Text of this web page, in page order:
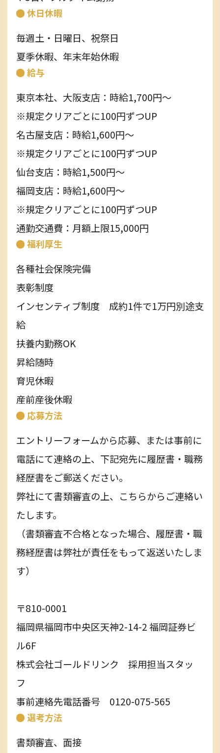
休日休暇
毎週土・日曜日、祝祭日
夏季休暇、年末年始休暇
給与
東京本社、大阪支店：時給1,700円～
※規定クリアごとに100円ずつUP
名古屋支店：時給1,600円～
※規定クリアごとに100円ずつUP
仙台支店：時給1,500円～
福岡支店：時給1,600円～
※規定クリアごとに100円ずつUP
通勤交通費：月額上限15,000円
福利厚生
各種社会保険完備
表彰制度
インセンティブ制度 成約1件で1万円別途支
給
扶養内勤務OK
昇給随時
育児休暇
産前産後休暇
応募方法
エントリーフォームから応募、または事前に
電話にて連絡の上、下記宛先に履歴書・職務
経歴書をご郵送ください。
弊社にて書類審査の上、こちらからご連絡い
たします。
（書類審査不合格となった場合、履歴書・職
務経歴書は弊社が責任をもって返送いたしま
す）
〒810-0001
福岡県福岡市中央区天神2-14-2 福岡証券ビ
ル6F
株式会社ゴールドリンク 採用担当スタッ
フ
事前連絡先電話番号 0120-075-565
選考方法
書類審査、面接